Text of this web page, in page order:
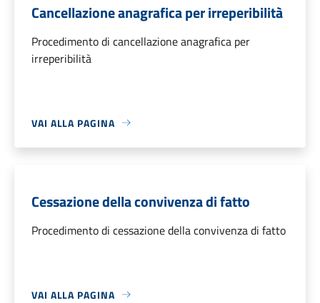
Cancellazione anagrafica per irreperibilità
Procedimento di cancellazione anagrafica per
irreperibilità
VAI ALLA PAGINA
Cessazione della convivenza di fatto
Procedimento di cessazione della convivenza di fatto
VAI ALLA PAGINA